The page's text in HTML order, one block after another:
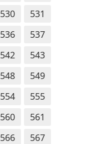
530
531
536
537
542
543
548
549
554
555
560
561
566
567